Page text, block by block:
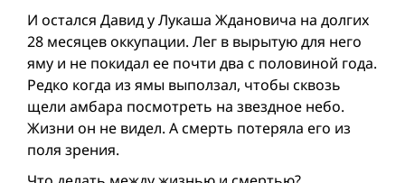
И остался Давид у Лукаша Ждановича на долгих
28 месяцев оккупации. Лег в вырытую для него
яму и не покидал ее почти два с половиной года.
Редко когда из ямы выползал, чтобы сквозь
щели амбара посмотреть на звездное небо.
Жизни он не видел. А смерть потеряла его из
поля зрения.